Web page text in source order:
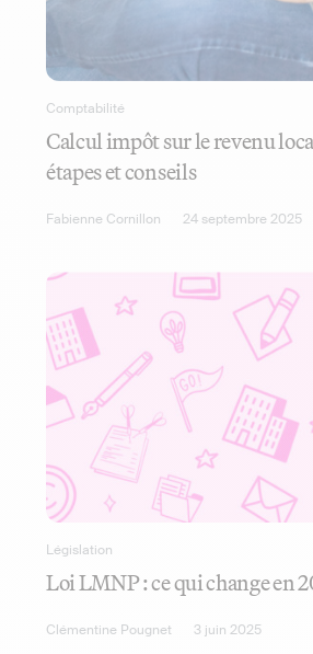
Comptabilité
Calcul impôt sur le revenu
étapes et conseils
Fabienne Cornillon 24 septembre 2025
Législation
Loi LMNP : ce qui change en
Clémentine Pougnet 3 juin 2025